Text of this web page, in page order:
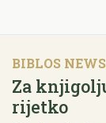
BIBLOS
Za
rijetko